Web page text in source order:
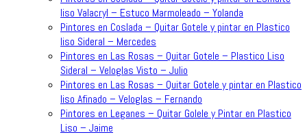
liso Valacryl – Estuco Marmoleado – Yolanda
Pintores en Coslada – Quitar Gotele y pintar en Plastico
liso Sideral – Mercedes
Pintores en Las Rosas – Quitar Gotele – Plastico Liso
Sideral – Veloglas Visto – Julio
Pintores en Las Rosas – Quitar Gotele y pintar en Plastico
liso Afinado – Veloglas – Fernando
Pintores en Leganes – Quitar Golele y Pintar en Plastico
Liso – Jaime